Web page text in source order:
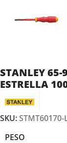
STANLEY 65-
ESTRELLA
SKU:STMT60170-
PESO